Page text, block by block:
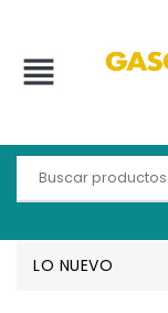
view_headline
LO NUEVO